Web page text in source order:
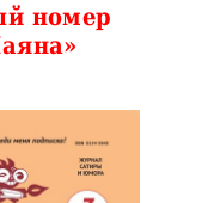
номер